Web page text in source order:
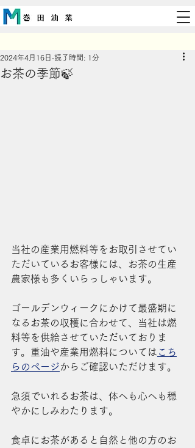
お茶の季節🍃
2024年4月16日 読了時間: 1分
当社の産業用燃料等をお取引させてい
ただいているお客様には、お茶の生産
農家様も多くいらっしゃいます。
ゴールデンウィークにかけて最盛期に
なるお茶の収穫に合わせて、当社は燃
料等を供給させていただいておりま
す。重油や産業用燃料については こち
らのページからご確認いただけます。
急須でいれるお茶は、体へも心へも穏
やかにしみわたります。
食卓にお茶があると自然と他の方のお